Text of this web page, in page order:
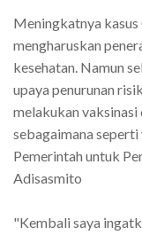
Meningkatnya
mengharuskan
kesehatan. Namun
upaya penurunan
melakukan
sebagaimana
Pemerintah untuk
Adisasmito
"Kembali saya